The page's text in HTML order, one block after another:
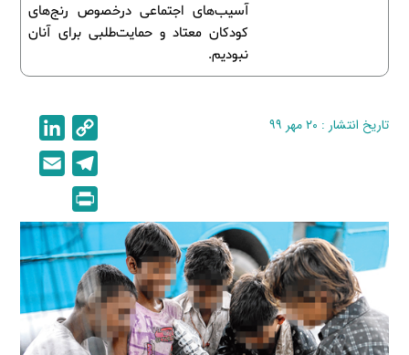
آسیب‌های اجتماعی درخصوص رنج‌های
کودکان معتاد و حمایت‌طلبی برای آنان
نبودیم.
تاریخ انتشار : ۲۰ مهر ۹۹
o
p
y
L
i
n
k
i
n
e
d
n
e
l
e
g
r
a
m
l
r
i
n
t